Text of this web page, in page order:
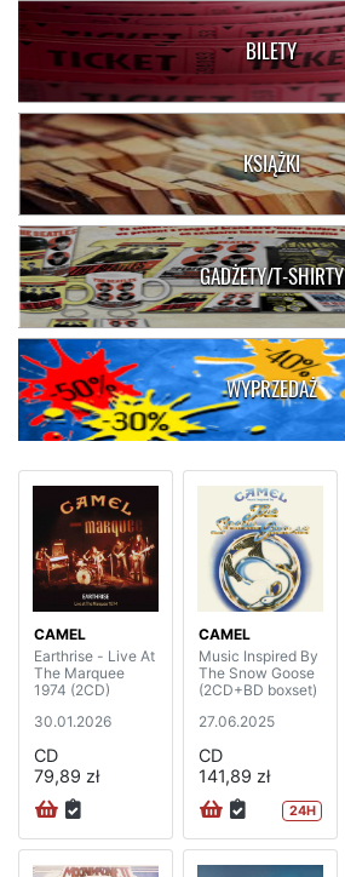
BILETY
KSIĄŻKI
GADŻETY/T-SHIRTY
WYPRZEDAŻ
CAMEL
Earthrise - Live At
The Marquee
1974 (2CD)
30.01.2026
CD
79,89 zł
CAMEL
Music Inspired By
The Snow Goose
(2CD+BD boxset)
27.06.2025
CD
141,89 zł
24H